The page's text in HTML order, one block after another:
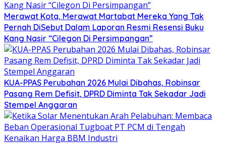
Merawat Kota, Merawat Martabat Mereka Yang Tak
Pernah DiSebut Dalam Laporan Resmi Resensi Buku
Kang Nasir “Cilegon Di Persimpangan”
KUA-PPAS Perubahan 2026 Mulai Dibahas, Robinsar
Pasang Rem Defisit, DPRD Diminta Tak Sekadar Jadi
Stempel Anggaran